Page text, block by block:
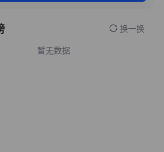
换一换
暂无数据